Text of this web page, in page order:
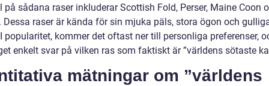
på sådana raser inkluderar Scottish Fold, Perser, Maine Coon
Dessa raser är kända för sin mjuka päls, stora ögon och
popularitet, kommer det oftast ner till personliga preferenser,
enkelt svar på vilken ras som faktiskt är ”världens sötaste
mätningar om ”världens